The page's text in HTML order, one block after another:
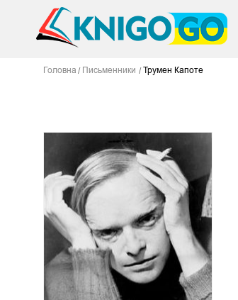
Головна Письменники Трумен Капоте